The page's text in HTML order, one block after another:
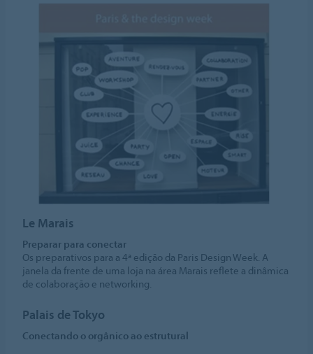
Le Marais
Preparar para conectar
Os preparativos para a 4ª edição da Paris Design Week. A
janela da frente de uma loja na área Marais reflete a dinâmica
de colaboração e networking.
Palais de Tokyo
Conectando o orgânico ao estrutural